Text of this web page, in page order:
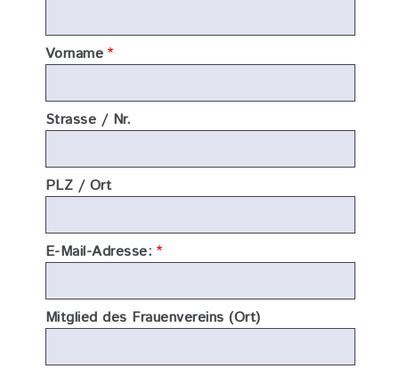
Vorname
Strasse / Nr.
PLZ / Ort
E-Mail-Adresse:
Mitglied des Frauenvereins (Ort)